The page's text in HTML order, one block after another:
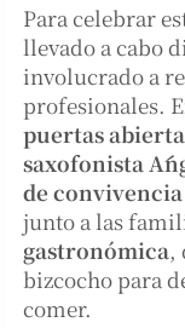
Para celebrar
llevado a cabo
involucrado a
profesionales.
puertas
saxofonista
de convivencia
junto a las
gastronómica,
bizcocho para
comer.